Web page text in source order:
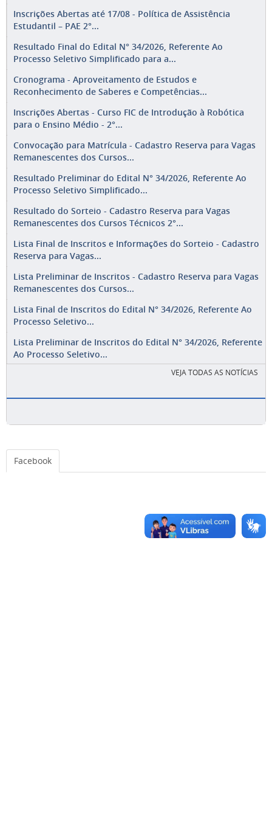
Inscrições Abertas até 17/08 - Política de Assistência
Estudantil – PAE 2°...
Resultado Final do Edital N° 34/2026, Referente Ao
Processo Seletivo Simplificado para a...
Cronograma - Aproveitamento de Estudos e
Reconhecimento de Saberes e Competências...
Inscrições Abertas - Curso FIC de Introdução à Robótica
para o Ensino Médio - 2°...
Convocação para Matrícula - Cadastro Reserva para Vagas
Remanescentes dos Cursos...
Resultado Preliminar do Edital N° 34/2026, Referente Ao
Processo Seletivo Simplificado...
Resultado do Sorteio - Cadastro Reserva para Vagas
Remanescentes dos Cursos Técnicos 2°...
Lista Final de Inscritos e Informações do Sorteio - Cadastro
Reserva para Vagas...
Lista Preliminar de Inscritos - Cadastro Reserva para Vagas
Remanescentes dos Cursos...
Lista Final de Inscritos do Edital N° 34/2026, Referente Ao
Processo Seletivo...
Lista Preliminar de Inscritos do Edital N° 34/2026, Referente
Ao Processo Seletivo...
VEJA TODAS AS NOTÍCIAS
Facebook